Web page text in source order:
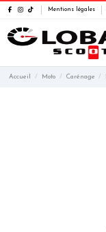
Mentions légales
Accueil Moto Carénage